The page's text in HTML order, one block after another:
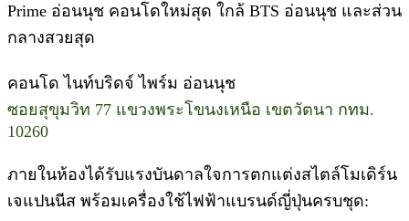
Prime อ่อนนุช คอนโดใหม่สุด ใกล้ BTS อ่อนนุช และส่วน
กลางสวยสุด
คอนโด ไนท์บริดจ์ ไพร์ม อ่อนนุช
ซอยสุขุมวิท 77 แขวงพระโขนงเหนือ เขตวัตนา กทม.
10260
ภายในห้องได้รับแรงบันดาลใจการตกแต่งสไตล์โมเดิร์น
เจแปนนีส พร้อมเครื่องใช้ไฟฟ้าแบรนด์ญี่ปุ่นครบชุด: